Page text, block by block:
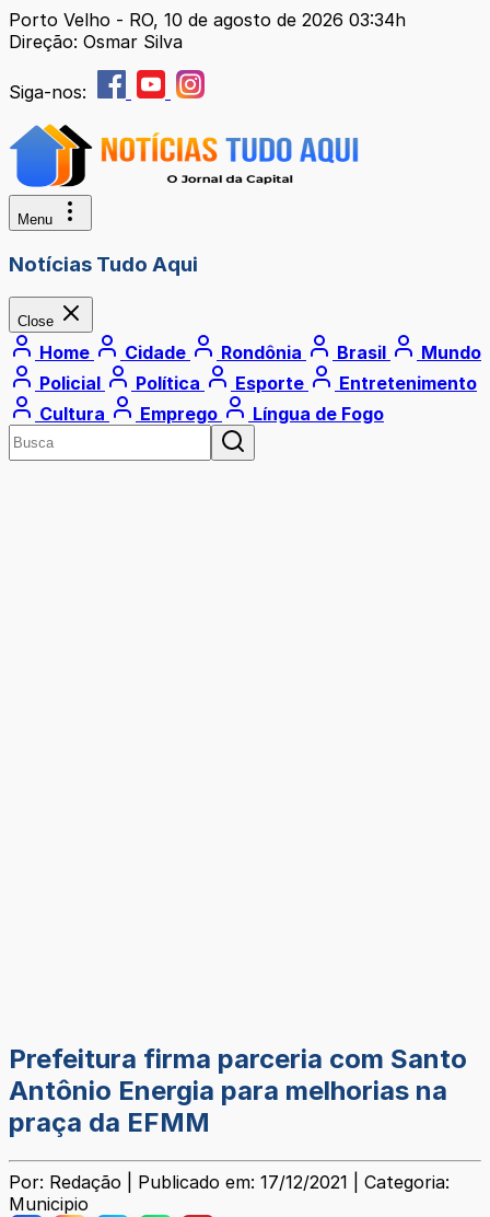
Porto Velho - RO, 10 de agosto de 2026 03:34h
Direção: Osmar Silva
Siga-nos:
Menu
Notícias Tudo Aqui
Close
Home Cidade Rondônia Brasil
Mundo
Policial
Política Esporte
Entretenimento
Cultura
Emprego Língua de Fogo
Prefeitura firma parceria com Santo
Antônio Energia para melhorias na
praça da EFMM
Por: Redação | Publicado em: 17/12/2021 | Categoria:
Municipio